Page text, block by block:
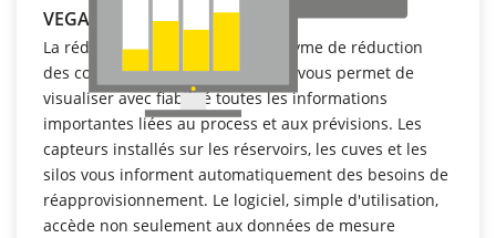
VEGA Inventory System
La réduction des stocks est synonyme de réduction
des coûts. VEGA Inventory System vous permet de
visualiser avec fiabilité toutes les informations
importantes liées au process et aux prévisions. Les
capteurs installés sur les réservoirs, les cuves et les
silos vous informent automatiquement des besoins de
réapprovisionnement. Le logiciel, simple d'utilisation,
accède non seulement aux données de mesure